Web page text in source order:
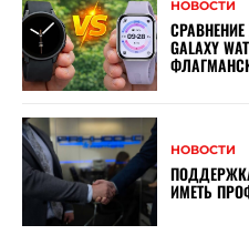
НОВОСТИ
СРАВНЕНИЕ
GALAXY
НОВОСТИ
ИМЕТЬ